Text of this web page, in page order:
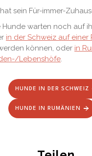
sein Für-immer-
Hunde warten noch auf
in der Schweiz auf einer
können, oder in
Lebenshöfe.
HUNDE IN DER SCHWEIZ
HUNDE IN RUMÄNIEN